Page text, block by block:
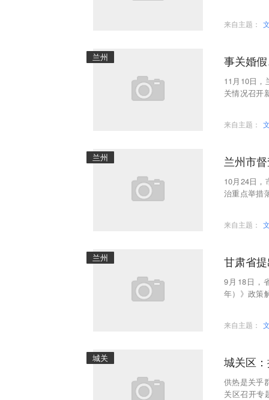
来自主题：
兰州 事关婚
11月10日，
关情况召开
来自主题：
兰州 兰州市
10月24日，
治重点举措
来自主题：
兰州 甘肃省
9月18日，
年）》政策
来自主题：
城关 城关区
供热是关乎
关区召开专